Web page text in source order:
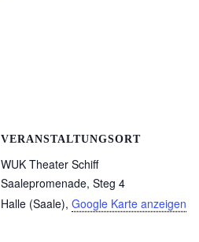
VERANSTALTUNGSORT
WUK Theater Schiff
Saalepromenade, Steg 4
Halle (Saale), Google Karte anzeigen